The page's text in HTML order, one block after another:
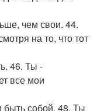
чем свои. 44.
на то, что тот
46. Ты -
все мои
быть собой. 48. Ты